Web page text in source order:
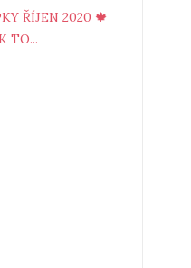
ŘÍJEN 2020 🍁
TO...